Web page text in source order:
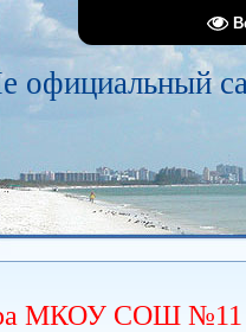
официальный
МКОУ СОШ №11